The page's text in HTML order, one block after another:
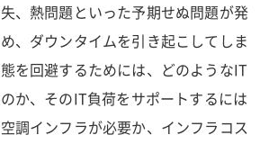
、熱問題といった予期せぬ問題が発
、ダウンタイムを引き起こしてしま
を回避するためには、どのようなIT
か、そのIT負荷をサポートするには
調インフラが必要か、インフラコス